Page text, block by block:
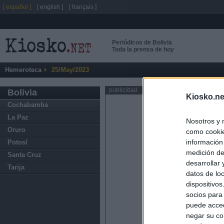
Nosotros y
como
medición
desarrollar
datos de
socios
puede
negar su
Periódicos de Bolivia
Toda la prensa de hoy
Hemeroteca 25/May/2023
Bolivia
Cochabamba
La Paz
Oruro
Potosí
Santa Cruz
Tarija
publicidad
[ español ] [ english ] [ français ]